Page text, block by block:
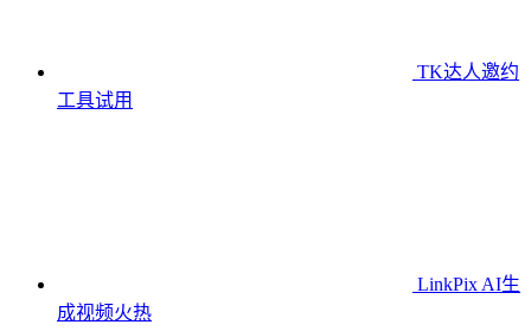
TK达人邀约
工具试用
LinkPix AI生
成视频火热